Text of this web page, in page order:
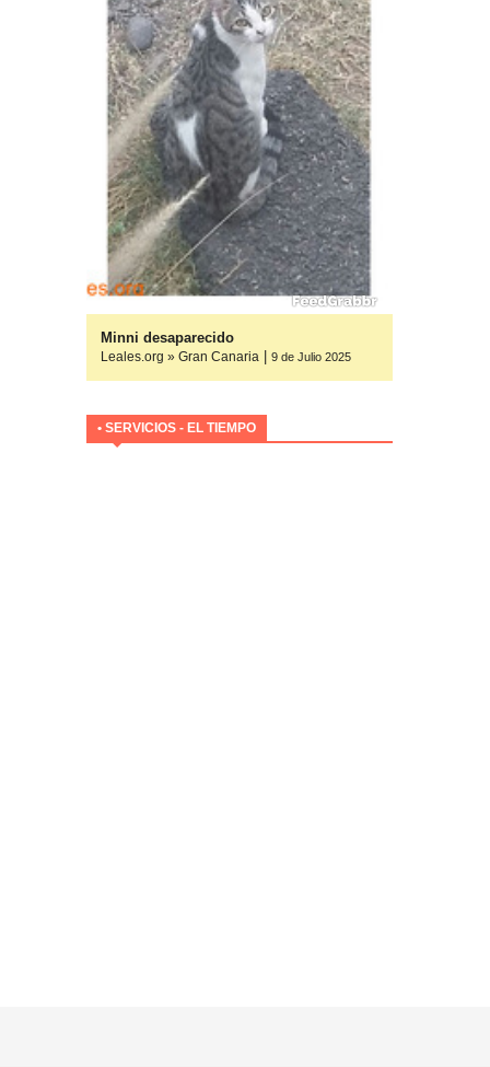
Minni desaparecido
Leales.org » Gran Canaria 9 de Julio 2025
• SERVICIOS - EL TIEMPO